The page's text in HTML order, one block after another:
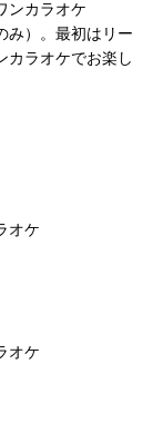
ンカラオケ
み）。最初はリー
カラオケでお楽し
オケ
オケ